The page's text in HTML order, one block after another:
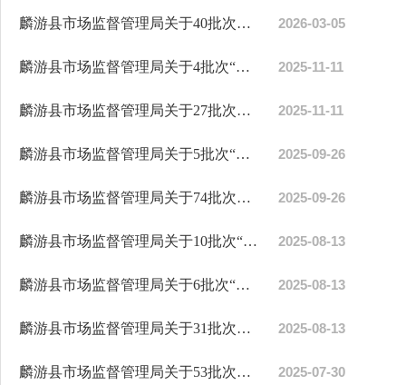
麟游县市场监督管理局关于40批次食品监督抽检情况的通告... 2026-03-05
麟游县市场监督管理局关于4批次“你点我检 ”食品监督抽... 2025-11-11
麟游县市场监督管理局关于27批次食品监督抽检合格情况的... 2025-11-11
麟游县市场监督管理局关于5批次“你点我检”食品监督抽检... 2025-09-26
麟游县市场监督管理局关于74批次食品监督抽检情况的通告... 2025-09-26
麟游县市场监督管理局关于10批次“你点我检”食品监督抽... 2025-08-13
麟游县市场监督管理局关于6批次“你点我检”食品监督抽检... 2025-08-13
麟游县市场监督管理局关于31批次食品监督抽检情况的通告... 2025-08-13
麟游县市场监督管理局关于53批次食品监督抽检合格情况的... 2025-07-30